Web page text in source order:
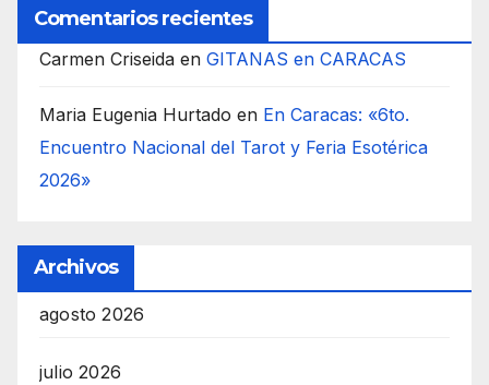
Comentarios recientes
Carmen Criseida en GITANAS en CARACAS
Maria Eugenia Hurtado en En Caracas: «6to.
Encuentro Nacional del Tarot y Feria Esotérica
2026»
Archivos
agosto 2026
julio 2026